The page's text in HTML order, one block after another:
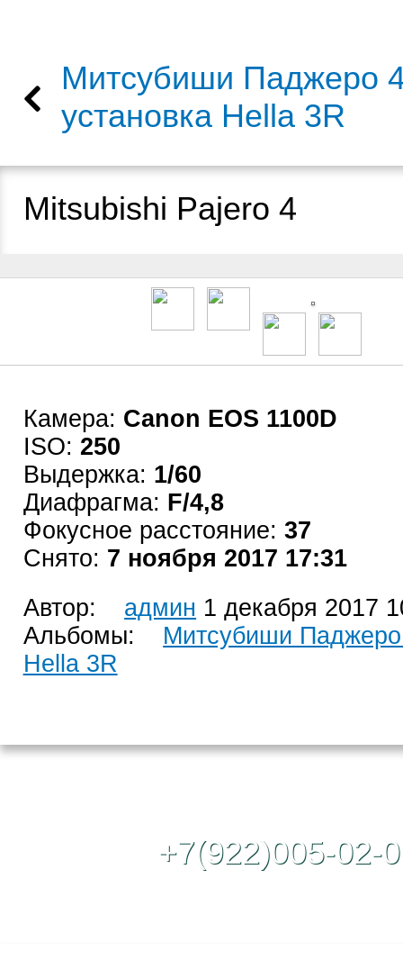
Митсубиши Паджеро
установка Hella 3R
Mitsubishi Pajero 4
Камера: Canon EOS 1100D
ISO: 250
Выдержка: 1/60
Диафрагма: F/4,8
Фокусное расстояние: 37
Снято: 7 ноября 2017 17:31
Автор:
админ 1 декабря 2017
Альбомы:
Митсубиши Паджеро
Hella 3R
+7(922)005-02-